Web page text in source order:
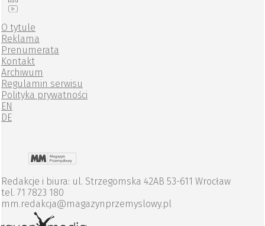
O tytule
Reklama
Prenumerata
Kontakt
Archiwum
Regulamin serwisu
Polityka prywatności
EN
DE
Redakcje i biura: ul. Strzegomska 42AB 53-611 Wrocław
tel. 71 7823 180
mm.redakcja@magazynprzemyslowy.pl